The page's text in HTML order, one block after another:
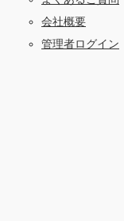
会社概要
管理者ログイン